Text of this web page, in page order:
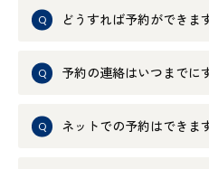
どうすれば予約ができま
予約の連絡はいつまでに
ネットでの予約はできま